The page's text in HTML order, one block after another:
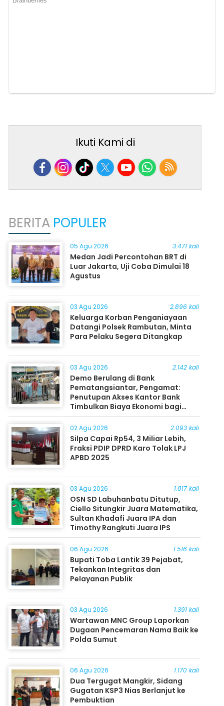
Ikuti Kami di
BERITA POPULER
05 Agu 2026 3.471 kali
Medan Jadi Percontohan BRT di
Luar Jakarta, Uji Coba Dimulai 18
Agustus
03 Agu 2026 2.896 kali
Keluarga Korban Penganiayaan
Datangi Polsek Rambutan, Minta
Para Pelaku Segera Ditangkap
03 Agu 2026 2.142 kali
Demo Berulang di Bank
Pematangsiantar, Pengamat:
Penutupan Akses Kantor Bank
Timbulkan Biaya Ekonomi bagi
Masyarakat
02 Agu 2026 2.093 kali
Silpa Capai Rp54, 3 Miliar Lebih,
Fraksi PDIP DPRD Karo Tolak LPJ
APBD 2025
03 Agu 2026 1.817 kali
OSN SD Labuhanbatu Ditutup,
Ciello Situngkir Juara Matematika,
Sultan Khadafi Juara IPA dan
Timothy Rangkuti Juara IPS
06 Agu 2026 1.516 kali
Bupati Toba Lantik 39 Pejabat,
Tekankan Integritas dan
Pelayanan Publik
03 Agu 2026 1.391 kali
Wartawan MNC Group Laporkan
Dugaan Pencemaran Nama Baik ke
Polda Sumut
06 Agu 2026 1.170 kali
Dua Tergugat Mangkir, Sidang
Gugatan KSP3 Nias Berlanjut ke
Pembuktian